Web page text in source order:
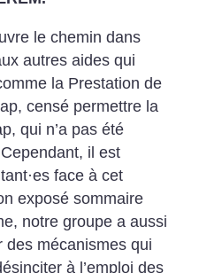
le chemin dans
autres aides qui
la Prestation de
censé permettre la
qui n’a pas été
il est
·es face à cet
exposé sommaire
notre groupe a aussi
des mécanismes qui
à l’emploi des